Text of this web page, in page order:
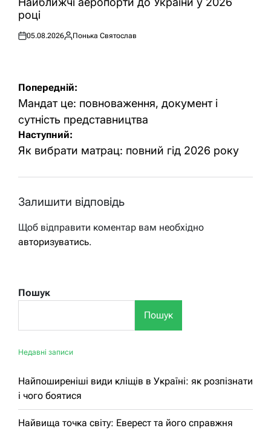
році
Оприлюднено
05.08.2026
Опубліковано
Понька Святослав
Навігація
записів
Попередній:
Мандат це: повноваження, документ і
сутність представництва
Наступний:
Як вибрати матрац: повний гід 2026 року
Залишити відповідь
Щоб відправити коментар вам необхідно
авторизуватись.
Пошук
Пошук
Недавні записи
Найпоширеніші види кліщів в Україні: як розпізнати
і чого боятися
Найвища точка світу: Еверест та його справжня